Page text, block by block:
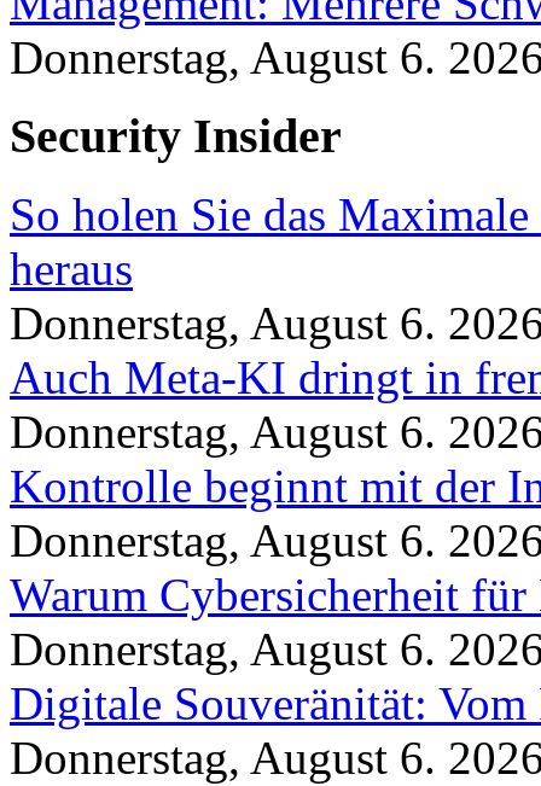
Donnerstag, August 6.
Security Insider
So holen Sie das
heraus
Donnerstag, August 6.
Auch Meta-KI dringt in
Donnerstag, August 6.
Kontrolle beginnt mit der
Donnerstag, August 6.
Warum Cybersicherheit für
Donnerstag, August 6.
Digitale Souveränität:
Donnerstag, August 6.